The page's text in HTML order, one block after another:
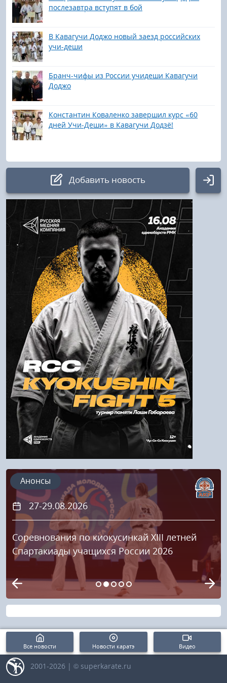
послезавтра вступят в бой
В Кавагучи Доджо новый заезд российских
учи-деши
Бранч-чифы из России учидеши Кавагучи
Доджо
Константин Коваленко завершил курс «60
дней Учи-Деши» в Кавагучи Додзё!
Добавить новость
Авторизация
Логин:
Пароль
Войти
Напомнить пароль
Регистрация
27-29.08.2026
Соревнования по киокусинкай XIII летней
Спартакиады учащихся России 2026
Анонсы
Все новости Новости каратэ Видео
2001-2026 | © superkarate.ru